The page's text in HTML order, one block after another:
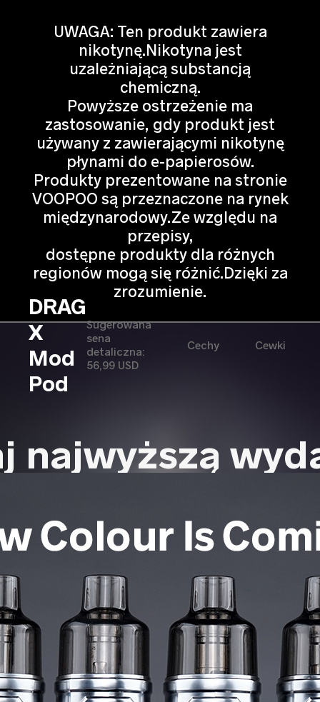
UWAGA: Ten produkt zawiera
nikotynę.Nikotyna jest
uzależniającą substancją
chemiczną.
Powyższe ostrzeżenie ma
zastosowanie, gdy produkt jest
używany z zawierającymi nikotynę
płynami do e-papierosów.
Produkty prezentowane na stronie
VOOPOO są przeznaczone na rynek
międzynarodowy.Ze względu na
przepisy,
dostępne produkty dla różnych
regionów mogą się różnić.Dzięki za
zrozumienie.
DRAG
X
Mod
Pod
Sugerowana
sena
detaliczna:
56,99 USD
Cechy Cewki
najwyższą
X kontynuuje tę linię.Nowy chip
0,001 s i potężną moc wyjściową
obróbki skóry.Ponownie, DRAG X